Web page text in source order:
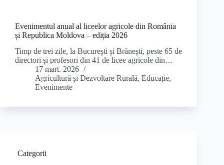
Evenimentul anual al liceelor agricole din România
și Republica Moldova – ediția 2026
Timp de trei zile, la București și Brănești, peste 65 de
directori și profesori din 41 de licee agricole din…
17 mart. 2026
Agricultură și Dezvoltare Rurală, Educație,
Evenimente
Categorii